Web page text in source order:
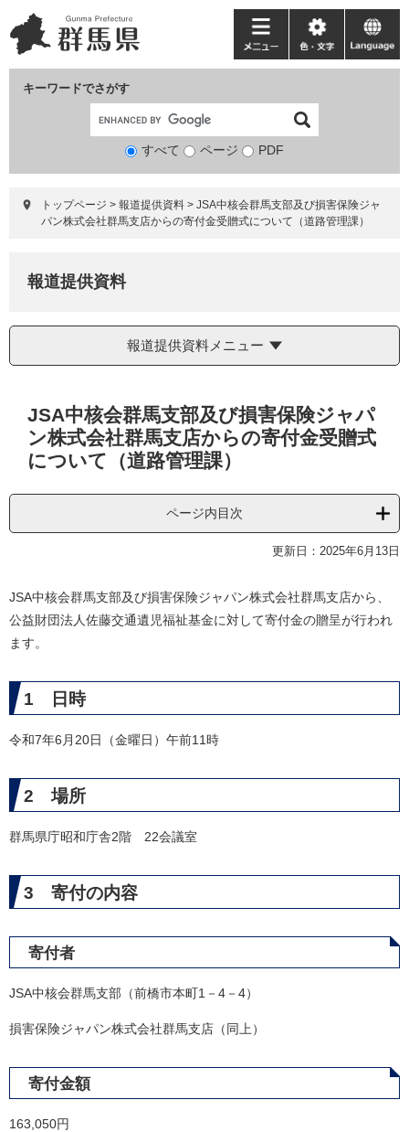
ー
ジ
ニ
ュ
て
キーワードでさがす
検
象
すべて ページ PDF
メ
ニ
ー
色・
文
language
トップページ > 報道提供資料 > JSA中核会群馬支部及び損害保険ジャ
パン株式会社群馬支店からの寄付金受贈式について（道路管理課）
報道提供資料
報道提供資料メニュー
JSA中核会群馬支部及び損害保険ジャパ
ン株式会社群馬支店からの寄付金受贈式
について（道路管理課）
ページ内目次
更新日：2025年6月13日
JSA中核会群馬支部及び損害保険ジャパン株式会社群馬支店から、
公益財団法人佐藤交通遺児福祉基金に対して寄付金の贈呈が行われ
ます。
1 日時
令和7年6月20日（金曜日）午前11時
2 場所
群馬県庁昭和庁舎2階 22会議室
3 寄付の内容
寄付者
JSA中核会群馬支部（前橋市本町1－4－4）
損害保険ジャパン株式会社群馬支店（同上）
寄付金額
163,050円